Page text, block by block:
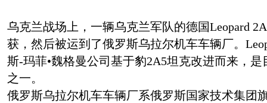
乌克兰战场上，一辆乌克兰军队的德国Leopard
获，然后被运到了俄罗斯乌拉尔机车车辆厂。
斯-玛菲•魏格曼公司基于豹2A5坦克改进而来，
之一。
俄罗斯乌拉尔机车车辆厂系俄罗斯国家技术集团